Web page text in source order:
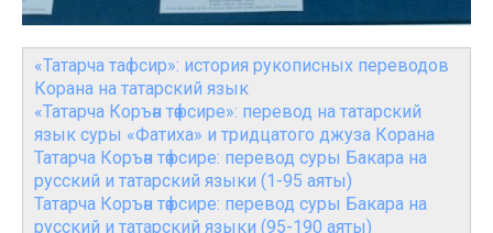
«Татарча тафсир»: история рукописных переводов
Корана на татарский язык
«Татарча Коръән тәфсире»: перевод на татарский
язык суры «Фатиха» и тридцатого джуза Корана
Татарча Коръән тәфсире: перевод суры Бакара на
русский и татарский языки (1-95 аяты)
Татарча Коръән тәфсире: перевод суры Бакара на
русский и татарский языки (95-190 аяты)